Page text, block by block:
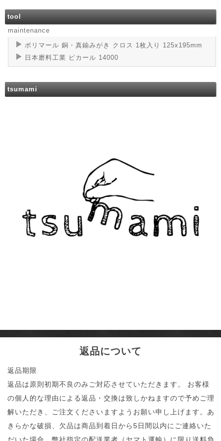
tool
maintenance
ポリマール 銅・真鍮みがき クロス 1枚入り 125x195mm
日本磨料工業 ピカール 14000
tsumami
返品について
返品期限
返品は原則初期不良のみご対応させていただきます。 お客様
の個人的な理由による返品・交換は致しかねますので予めご理
解いただき、ご注文くださいますようお願い申し上げます。あ
きらかな破損、欠品は商品到着日から5日間以内にご連絡いた